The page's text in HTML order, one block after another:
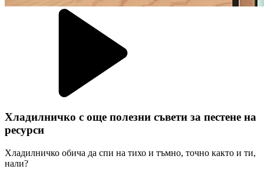
Хладилничко с още полезни съвети за пестене на
ресурси
Хладилничко обича да спи на тихо и тъмно, точно както и ти,
нали?